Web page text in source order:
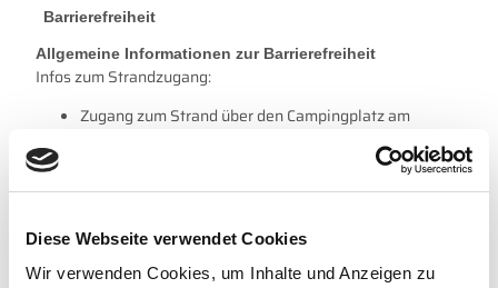
Diese Webseite verwendet Cookies
Wir verwenden Cookies, um Inhalte und Anzeigen zu
Barrierefreiheit
Allgemeine Informationen zur Barrierefreiheit
Infos zum Strandzugang:
Zugang zum Strand über den Campingplatz am
Befestigter Weg zum und entlang des Wassers
Keine Einstiegshilfe vorhanden
Barrierefreie Umkleidekabinen